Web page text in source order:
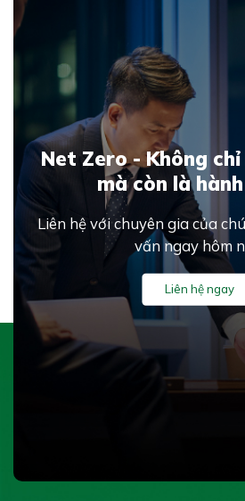
Net Zero - Không
mà còn là
Liên hệ với chuyên gia của
vấn ngay hôm
Liên hệ ngay